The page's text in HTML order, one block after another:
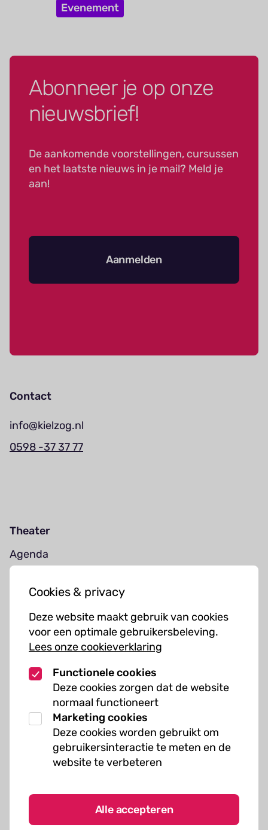
Cookies & privacy
Deze website maakt gebruik van cookies
voor een optimale gebruikersbeleving.
Lees onze cookieverklaring
Functionele cookies
Deze cookies zorgen dat de website
normaal functioneert
Marketing cookies
Deze cookies worden gebruikt om
gebruikersinteractie te meten en de
website te verbeteren
Alle accepteren
Evenement
Abonneer je op onze
nieuwsbrief!
De aankomende voorstellingen, cursussen
en het laatste nieuws in je mail? Meld je
aan!
Aanmelden
Contact
info@kielzog.nl
0598 -37 37 77
Theater
Agenda
Muziekcursussen
Kunst cursussen
Over ons
Organisatie
Werken bij Kielzog
Veelgestelde vragen